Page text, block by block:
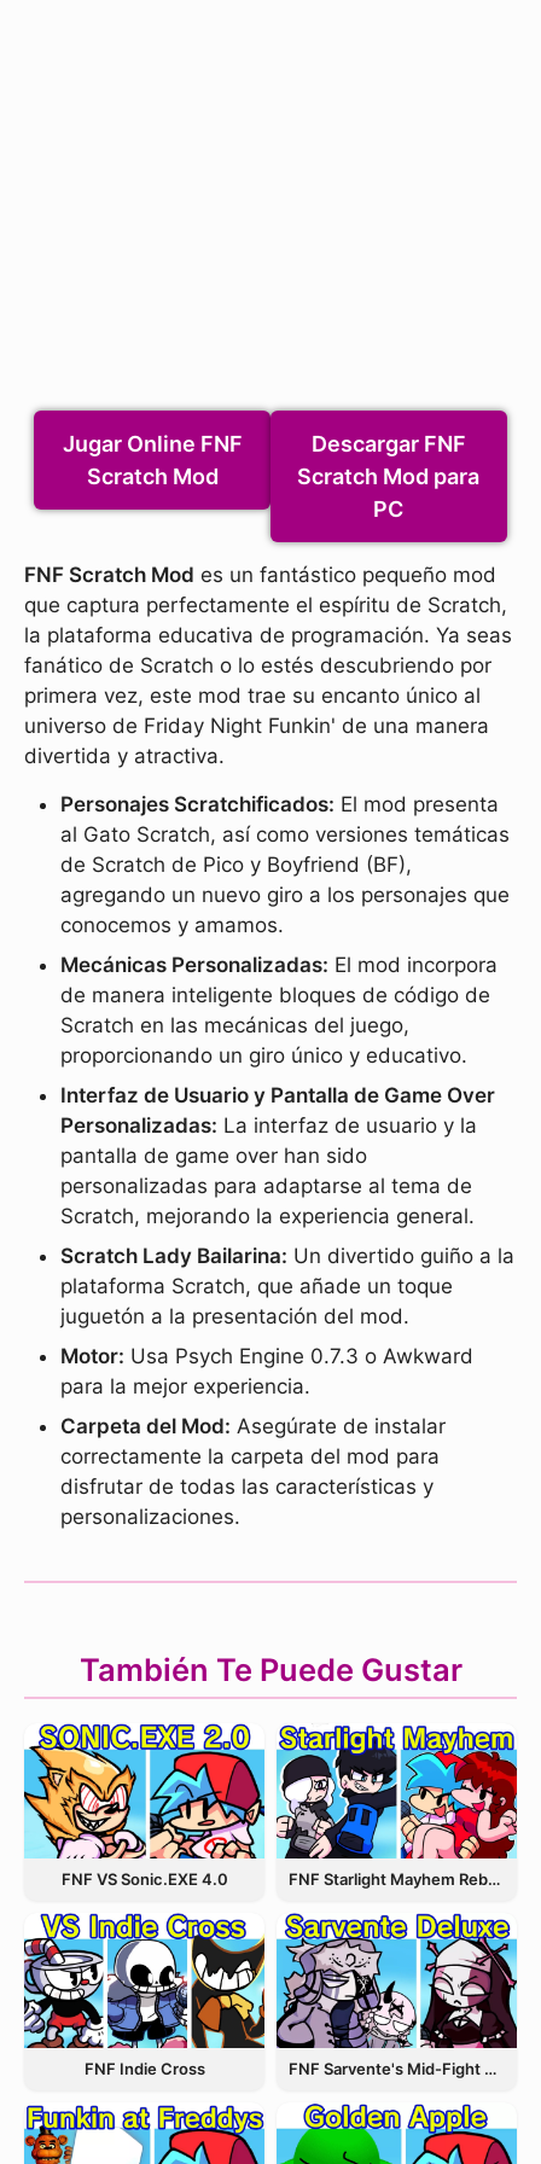
Jugar Online FNF
Scratch Mod
Descargar FNF
Scratch Mod para
PC
FNF Scratch Mod es un fantástico pequeño mod
que captura perfectamente el espíritu de Scratch,
la plataforma educativa de programación. Ya seas
fanático de Scratch o lo estés descubriendo por
primera vez, este mod trae su encanto único al
universo de Friday Night Funkin' de una manera
divertida y atractiva.
Personajes Scratchificados: El mod presenta
al Gato Scratch, así como versiones temáticas
de Scratch de Pico y Boyfriend (BF),
agregando un nuevo giro a los personajes que
conocemos y amamos.
Mecánicas Personalizadas: El mod incorpora
de manera inteligente bloques de código de
Scratch en las mecánicas del juego,
proporcionando un giro único y educativo.
Interfaz de Usuario y Pantalla de Game Over
Personalizadas: La interfaz de usuario y la
pantalla de game over han sido
personalizadas para adaptarse al tema de
Scratch, mejorando la experiencia general.
Scratch Lady Bailarina: Un divertido guiño a la
plataforma Scratch, que añade un toque
juguetón a la presentación del mod.
Motor: Usa Psych Engine 0.7.3 o Awkward
para la mejor experiencia.
Carpeta del Mod: Asegúrate de instalar
correctamente la carpeta del mod para
disfrutar de todas las características y
personalizaciones.
También Te Puede Gustar
FNF VS Sonic.EXE 4.0 FNF Starlight Mayhem Rebooted
FNF Indie Cross FNF Sarvente's Mid-Fight Masses